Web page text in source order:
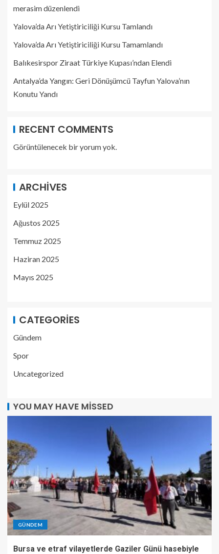
merasim düzenlendi
Yalova’da Arı Yetiştiriciliği Kursu Tamlandı
Yalova’da Arı Yetiştiriciliği Kursu Tamamlandı
Balıkesirspor Ziraat Türkiye Kupası’ndan Elendi
Antalya’da Yangın: Geri Dönüşümcü Tayfun Yalova’nın
Konutu Yandı
RECENT COMMENTS
Görüntülenecek bir yorum yok.
ARCHIVES
Eylül 2025
Ağustos 2025
Temmuz 2025
Haziran 2025
Mayıs 2025
CATEGORIES
Gündem
Spor
Uncategorized
YOU MAY HAVE MISSED
GÜNDEM
Bursa ve etraf vilayetlerde Gaziler Günü hasebiyle